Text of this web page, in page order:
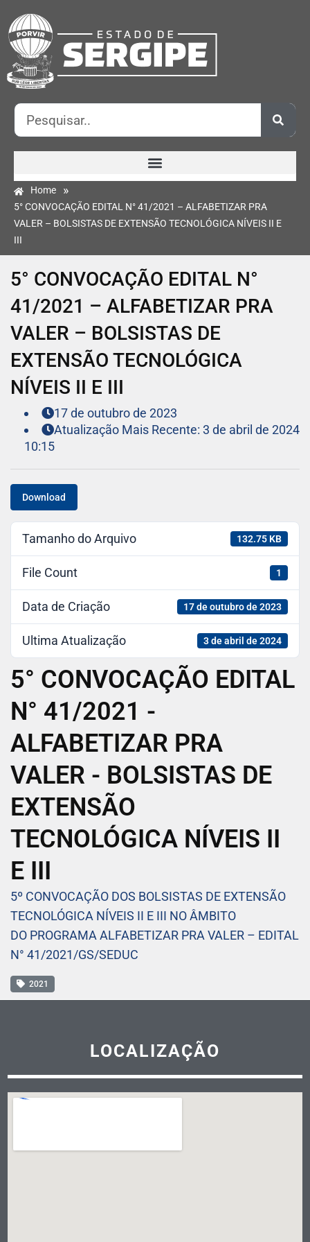
Home »
5° CONVOCAÇÃO EDITAL N° 41/2021 – ALFABETIZAR PRA
VALER – BOLSISTAS DE EXTENSÃO TECNOLÓGICA NÍVEIS II E
III
5° CONVOCAÇÃO EDITAL N°
41/2021 – ALFABETIZAR PRA
VALER – BOLSISTAS DE
EXTENSÃO TECNOLÓGICA
NÍVEIS II E III
17 de outubro de 2023
Atualização Mais Recente: 3 de abril de 2024
10:15
Download
Tamanho do Arquivo 132.75 KB
File Count 1
Data de Criação 17 de outubro de 2023
Ultima Atualização 3 de abril de 2024
5° CONVOCAÇÃO EDITAL
N° 41/2021 -
ALFABETIZAR PRA
VALER - BOLSISTAS DE
EXTENSÃO
TECNOLÓGICA NÍVEIS II
E III
5º CONVOCAÇÃO DOS BOLSISTAS DE EXTENSÃO
TECNOLÓGICA NÍVEIS II E III NO ÂMBITO
DO PROGRAMA ALFABETIZAR PRA VALER – EDITAL
N° 41/2021/GS/SEDUC
2021
LOCALIZAÇÃO